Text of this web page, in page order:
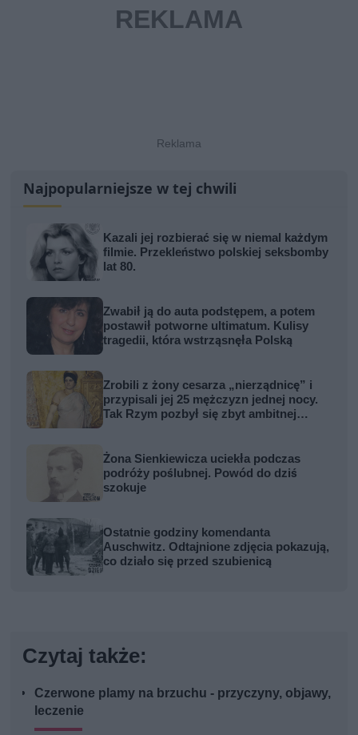
Najpopularniejsze w tej chwili
Kazali jej rozbierać się w niemal każdym
filmie. Przekleństwo polskiej seksbomby
lat 80.
Zwabił ją do auta podstępem, a potem
postawił potworne ultimatum. Kulisy
tragedii, która wstrząsnęła Polską
Zrobili z żony cesarza „nierządnicę” i
przypisali jej 25 mężczyzn jednej nocy.
Tak Rzym pozbył się zbyt ambitnej
Żona Sienkiewicza uciekła podczas
podróży poślubnej. Powód do dziś
szokuje
Ostatnie godziny komendanta
Auschwitz. Odtajnione zdjęcia pokazują,
co działo się przed szubienicą
Czytaj także:
Czerwone plamy na brzuchu - przyczyny, objawy,
leczenie